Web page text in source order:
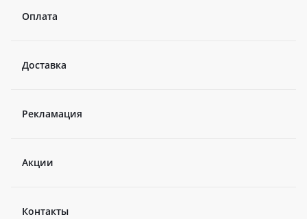
Оплата
Доставка
Рекламация
Акции
Контакты